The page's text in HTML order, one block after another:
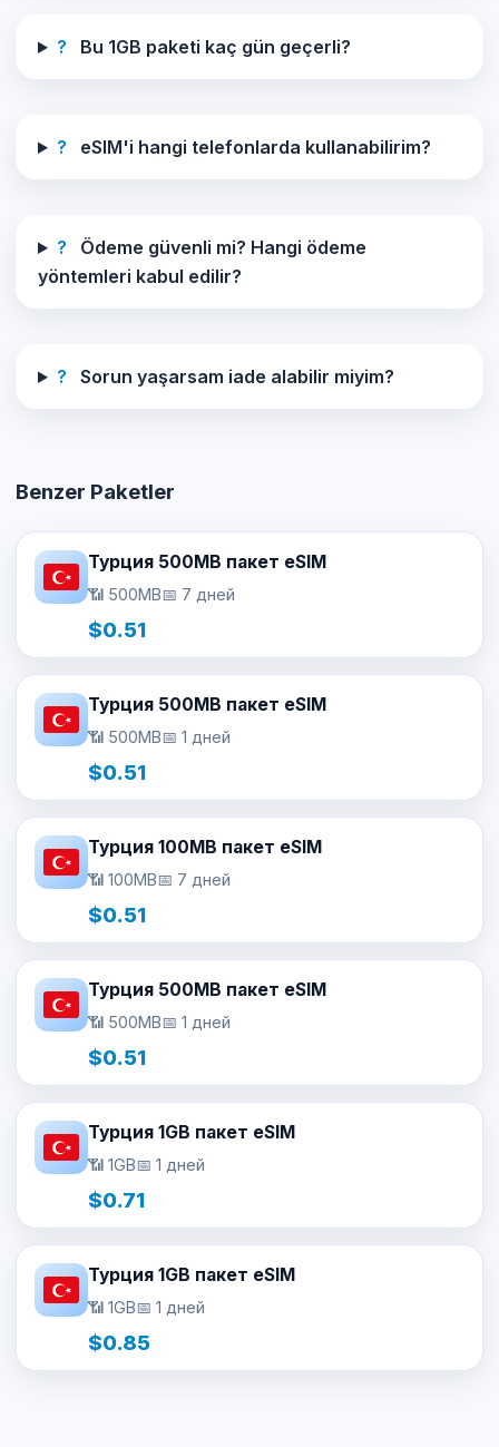
? Bu 1GB paketi kaç gün geçerli?
? eSIM'i hangi telefonlarda kullanabilirim?
?
Ödeme güvenli mi? Hangi ödeme
yöntemleri kabul edilir?
? Sorun yaşarsam iade alabilir miyim?
Benzer Paketler
Турция 500MB пакет eSIM
📶 500MB📅 7 дней
$0.51
Турция 500MB пакет eSIM
📶 500MB📅 1 дней
$0.51
Турция 100MB пакет eSIM
📶 100MB📅 7 дней
$0.51
Турция 500MB пакет eSIM
📶 500MB📅 1 дней
$0.51
Турция 1GB пакет eSIM
📶 1GB📅 1 дней
$0.71
Турция 1GB пакет eSIM
📶 1GB📅 1 дней
$0.85